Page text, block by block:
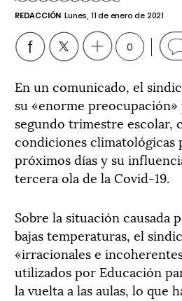
REDACCIÓN Lunes, 11 de enero de 2021
0
En un comunicado, el
su «enorme
segundo trimestre escolar,
condiciones climatológicas
próximos días y su
tercera ola de la Covid-19.
Sobre la situación causada
bajas temperaturas, el
«irracionales e
utilizados por Educación
la vuelta a las aulas, lo que